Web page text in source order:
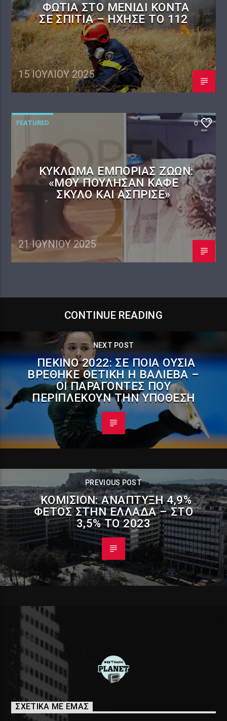
ΦΩΤΙΆ ΣΤΟ ΜΕΝΊΔΙ ΚΟΝΤΆ
ΣΕ ΣΠΊΤΙΑ – ΉΧΗΣΕ ΤΟ 112
15 ΙΟΥΛΊΟΥ 2025
FEATURED 0
KΎΚΛΩΜΑ ΕΜΠΟΡΊΑΣ ΖΏΩΝ:
«ΜΟΥ ΠΟΎΛΗΣΑΝ ΚΑΦΈ
ΣΚΎΛΟ ΚΑΙ ΆΣΠΡΙΣΕ»
21 ΙΟΥΝΊΟΥ 2025
CONTINUE READING
NEXT POST
ΠΕΚΊΝΟ 2022: ΣΕ ΠΟΙΑ ΟΥΣΊΑ
ΒΡΈΘΗΚΕ ΘΕΤΙΚΉ Η ΒΑΛΊΕΒΑ –
ΟΙ ΠΑΡΆΓΟΝΤΕΣ ΠΟΥ
ΠΕΡΙΠΛΈΚΟΥΝ ΤΗΝ ΥΠΌΘΕΣΗ
PREVIOUS POST
ΚΟΜΙΣΙΌΝ: ΑΝΆΠΤΥΞΗ 4,9%
ΦΈΤΟΣ ΣΤΗΝ ΕΛΛΆΔΑ – ΣΤΟ
3,5% ΤΟ 2023
ΣΧΕΤΙΚΑ ΜΕ ΕΜΑΣ